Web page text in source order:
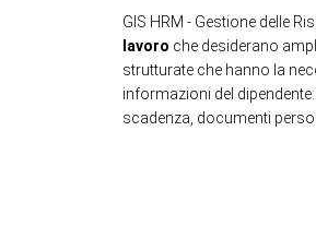
GIS HRM - Gestione delle
lavoro che desiderano
strutturate che hanno la
informazioni del
scadenza, documenti